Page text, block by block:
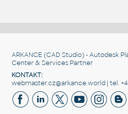
ARKANCE (CAD Studio) - Autodesk
Center & Services Partner
KONTAKT:
webmaster.cz@arkance.world | tel.